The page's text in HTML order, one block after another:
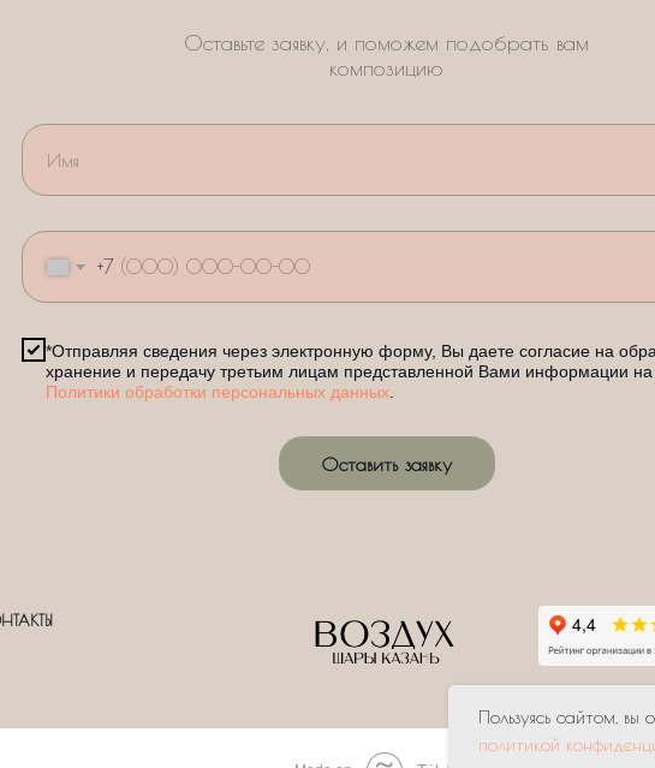
Пользуясь сайтом, вы
политикой
+7
*Отправляя сведения через электронную форму, Вы даете согласие на
хранение и передачу третьим лицам представленной Вами информации на
Политики обработки персональных данных.
Оставить заявку
Оставьте заявку, и поможем подобрать вам
композицию